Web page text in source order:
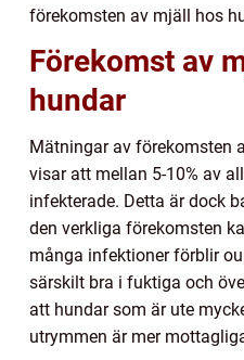
förekomsten av mjäll hos
Förekomst av
hundar
Mätningar av förekomsten
visar att mellan 5-10% av
infekterade. Detta är dock
den verkliga förekomsten
många infektioner förblir
särskilt bra i fuktiga och
att hundar som är ute
utrymmen är mer